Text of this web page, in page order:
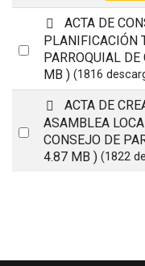
Select
item
p
d
f
ACTA DE
PLANIFICACIÓN
PARROQUIAL DE
MB ) (1816
Select
p
d
f
ACTA DE
ASAMBLEA
CONSEJO DE
4.87 MB ) (1822